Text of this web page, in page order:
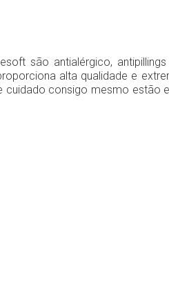
são antialérgico,
alta qualidade e
cuidado consigo mesmo estão